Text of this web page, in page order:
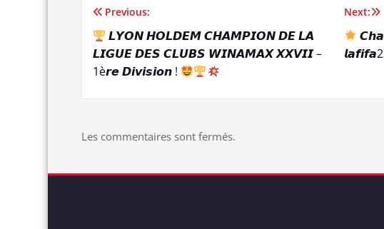
Navigation
de
Previous:
𝙇𝙔𝙊𝙉 𝙃𝙊𝙇𝘿𝙀𝙈 𝘾𝙃𝘼𝙈𝙋𝙄𝙊𝙉 𝘿𝙀 𝙇𝘼
𝙇𝙄𝙂𝙐𝙀 𝘿𝙀𝙎 𝘾𝙇𝙐𝘽𝙎 𝙒𝙄𝙉𝘼𝙈𝘼𝙓 𝙓𝙓𝙑𝙄𝙄 –
1è𝙧𝙚 𝘿𝙞𝙫𝙞𝙨𝙞𝙤𝙣 !
Next:
Les commentaires sont fermés.